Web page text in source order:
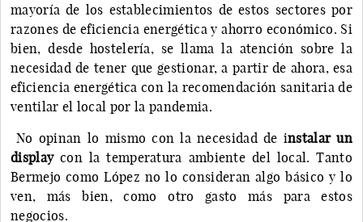
mayoría de los establecimientos de estos sectores por
razones de eficiencia energética y ahorro económico. Si
bien, desde hostelería, se llama la atención sobre la
necesidad de tener que gestionar, a partir de ahora, esa
eficiencia energética con la recomendación sanitaria de
ventilar el local por la pandemia.
No opinan lo mismo con la necesidad de instalar un
displaycon la temperatura ambiente del local. Tanto
Bermejo como López no lo consideran algo básico y lo
ven, más bien, como otro gasto más para estos
negocios.